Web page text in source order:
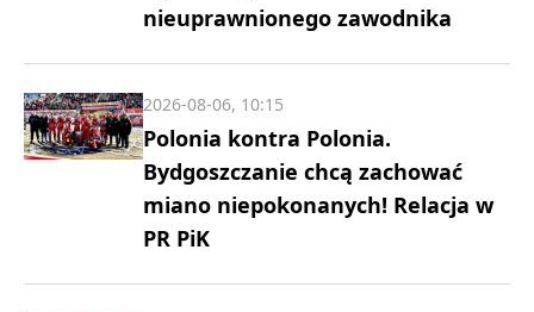
nieuprawnionego zawodnika
Polonia kontra Polonia.
Bydgoszczanie chcą zachować
miano niepokonanych! Relacja w
PR PiK
2026-08-06, 10:15